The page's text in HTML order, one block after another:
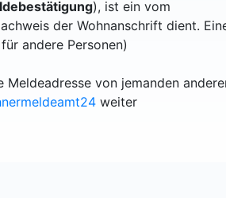
), ist ein vom
der Wohnanschrift dient.
andere Personen)
Meldeadresse von jemanden
weiter